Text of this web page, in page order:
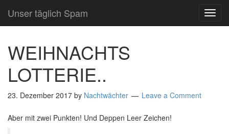
Unser täglich Spam
WEIHNACHTS
LOTTERIE..
23. Dezember 2017 by Nachtwächter Leave a Comment
Aber mit zwei Punkten! Und Deppen Leer Zeichen!